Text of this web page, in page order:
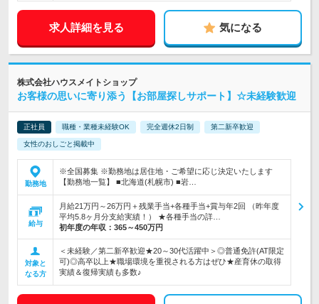
求人詳細を見る 気になる
株式会社ハウスメイトショップ
お客様の思いに寄り添う【お部屋探しサポート】☆未経験歓迎
正社員 職種・業種未経験OK 完全週休2日制 第二新卒歓迎
女性のおしごと掲載中
勤務地
※全国募集 ※勤務地は居住地・ご希望に応じ決定いたします
【勤務地一覧】 ■北海道(札幌市) ■岩…
給与
月給21万円～26万円＋残業手当+各種手当+賞与年2回 （昨年度
平均5.8ヶ月分支給実績！） ★各種手当の詳…
初年度の年収： 365～450万円
対象と
なる方
＜未経験／第二新卒歓迎★20～30代活躍中＞◎普通免許(AT限定
可)◎高卒以上★職場環境を重視される方はぜひ★産育休の取得
実績＆復帰実績も多数♪